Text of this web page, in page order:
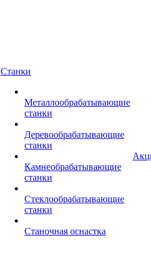
Станки
Металлообрабатывающие
станки
Деревообрабатывающие
станки
Камнеобрабатывающие
станки
Стеклообрабатывающие
станки
Станочная оснастка